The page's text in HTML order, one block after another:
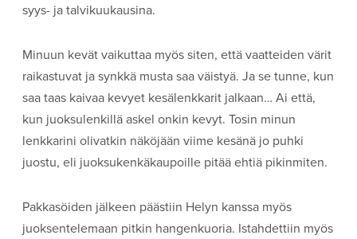
syys- ja talvikuukausina.
Minuun kevät vaikuttaa myös siten, että vaatteiden värit
raikastuvat ja synkkä musta saa väistyä. Ja se tunne, kun
saa taas kaivaa kevyet kesälenkkarit jalkaan… Ai että,
kun juoksulenkillä askel onkin kevyt. Tosin minun
lenkkarini olivatkin näköjään viime kesänä jo puhki
juostu, eli juoksukenkäkaupoille pitää ehtiä pikinmiten.
Pakkasöiden jälkeen päästiin Helyn kanssa myös
juoksentelemaan pitkin hangenkuoria. Istahdettiin myös